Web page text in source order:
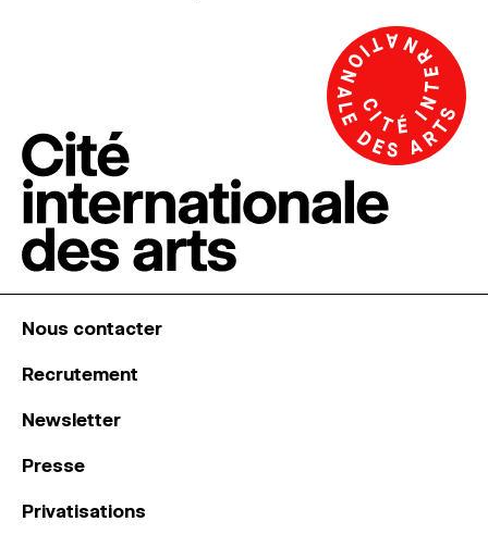
Nous contacter
Recrutement
Newsletter
Presse
Privatisations